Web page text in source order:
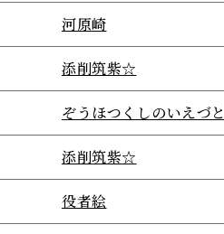
河原崎
添削筑紫☆
ぞうほつくしのいえづと
添削筑紫☆
役者絵